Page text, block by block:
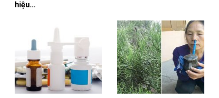
hiệu...